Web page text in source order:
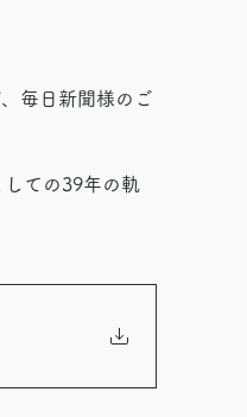
毎日新聞様のご
ての39年の軌